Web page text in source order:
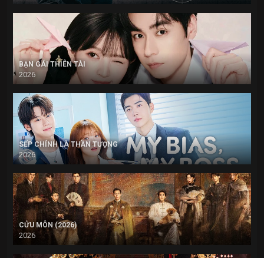
BẠN GÁI THIÊN TÀI
2026
SẾP CHÍNH LÀ THẦN TƯỢNG
2026
CỬU MÔN (2026)
2026